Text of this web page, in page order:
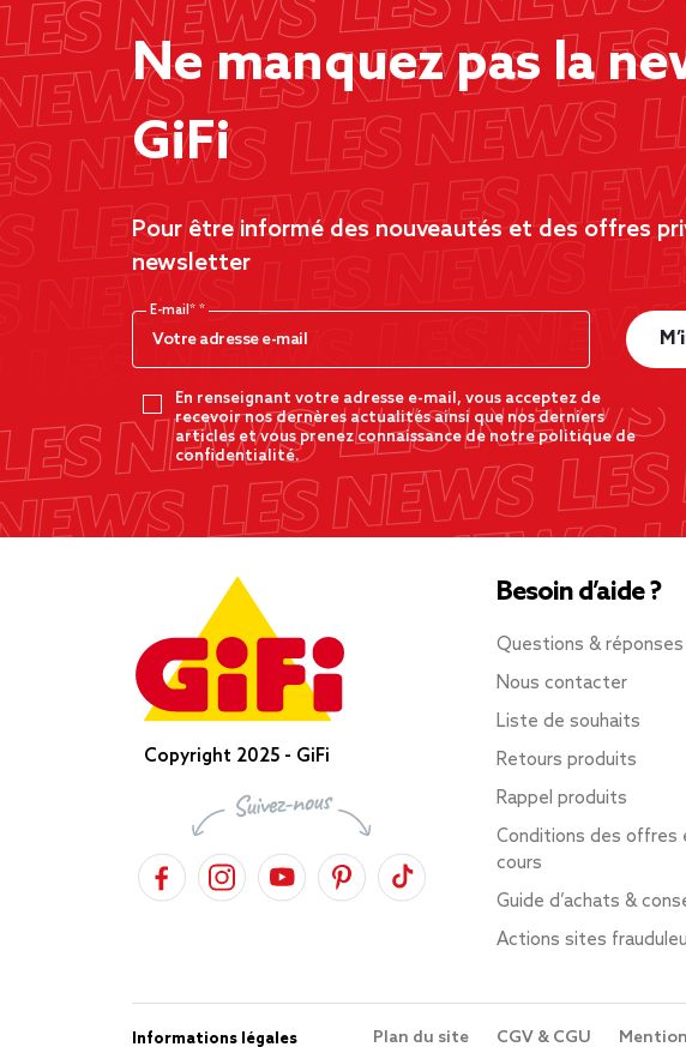
Ne manquez pas la
GiFi
Pour être informé des nouveautés et des offres
newsletter
E-mail*
En renseignant votre adresse e-mail, vous acceptez de
recevoir nos dernères actualités ainsi que nos derniers
articles et vous prenez connaissance de notre politique de
confidentialité.
Copyright 2025 - GiFi
Besoin d’aide ?
Questions & réponses
Nous contacter
Liste de souhaits
Retours produits
Rappel produits
Conditions des offres
cours
Guide d’achats &
Actions sites
Informations légales Plan du site CGV & CGU